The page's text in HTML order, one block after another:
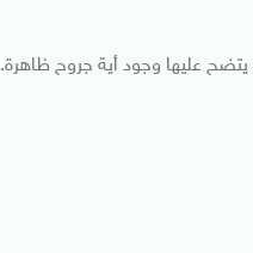
يتضح عليها وجود أية جروح ظاهرة.